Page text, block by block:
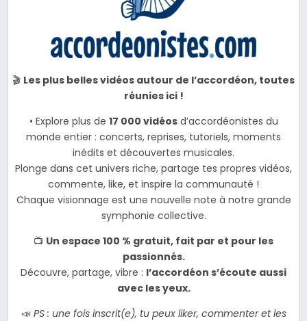
🎬 Les plus belles vidéos autour de l’accordéon, toutes
réunies ici !
• Explore plus de 17 000 vidéosd’accordéonistes du
monde entier : concerts, reprises, tutoriels, moments
inédits et découvertes musicales.
Plonge dans cet univers riche, partage tes propres vidéos,
commente, like, et inspire la communauté !
Chaque visionnage est une nouvelle note à notre grande
symphonie collective.
📺 Un espace 100 % gratuit, fait par et pour les
passionnés.
Découvre, partage, vibre : l’accordéon s’écoute aussi
avec les yeux.
📣 PS : une fois inscrit(e), tu peux liker, commenter et les